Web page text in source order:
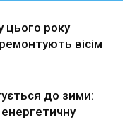
цього року
вісім
до зими: